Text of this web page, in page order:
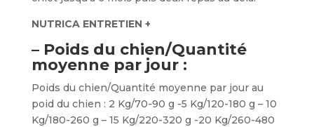
NUTRICA ENTRETIEN +
– Poids du chien/Quantité
moyenne par jour :
Poids du chien/Quantité moyenne par jour au
poid du chien : 2 Kg/70-90 g -5 Kg/120-180 g – 10
Kg/180-260 g – 15 Kg/220-320 g -20 Kg/260-480